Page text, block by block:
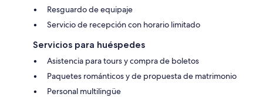
Resguardo de equipaje
Servicio de recepción con horario limitado
Servicios para huéspedes
Asistencia para tours y compra de boletos
Paquetes románticos y de propuesta de matrimonio
Personal multilingüe